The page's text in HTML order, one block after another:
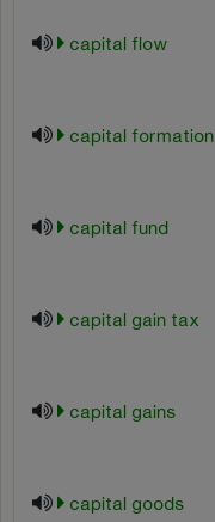
capital flow
capital formation
capital fund
capital gain tax
capital gains
capital goods